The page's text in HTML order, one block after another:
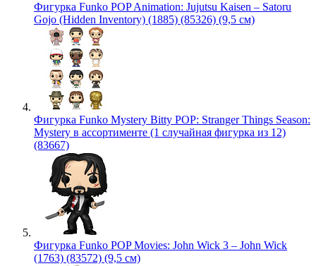
Фигурка Funko POP Animation: Jujutsu Kaisen – Satoru
Gojo (Hidden Inventory) (1885) (85326) (9,5 см)
Фигурка Funko Mystery Bitty POP: Stranger Things Season:
Mystery в ассортименте (1 случайная фигурка из 12)
(83667)
Фигурка Funko POP Movies: John Wick 3 – John Wick
(1763) (83572) (9,5 см)